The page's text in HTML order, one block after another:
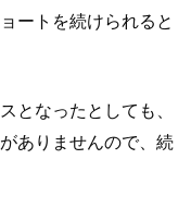
ートを続けられると
となったとしても、
ありませんので、続